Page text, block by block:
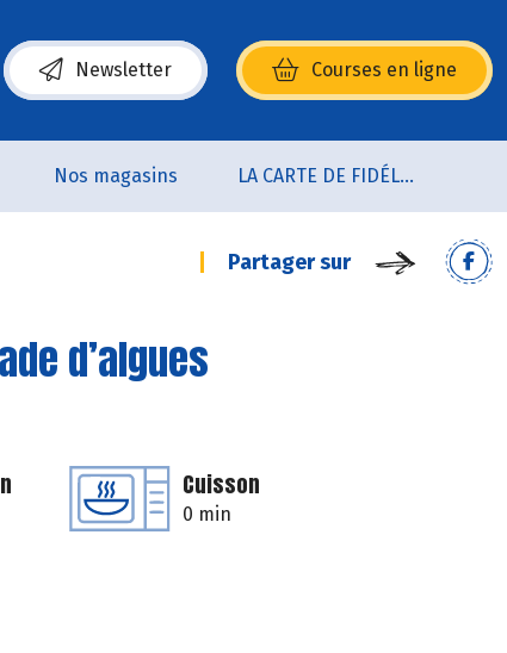
Newsletter Courses en ligne
(s’ouvre dans une nouvelle fenêtre)
Nos magasins LA CARTE DE FIDÉLITÉ
Partager sur
d’algues
Cuisson
0 min